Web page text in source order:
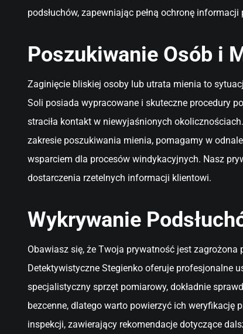
podsłuchów, zapewniając pełną ochronę
Poszukiwanie Osób i
Zaginięcie bliskiej osoby lub utrata mienia to
Soli posiada wypracowane i skuteczne procedury
straciła kontakt w niewyjaśnionych
zakresie poszukiwania mienia, pomagamy w
wsparciem dla procesów windykacyjnych. Nasz
dostarczenia rzetelnych informacji klientowi.
Wykrywanie
Obawiasz się, że Twoja prywatność jest
Detektywistyczne Stegienko oferuje profesjonalne
specjalistyczny sprzęt pomiarowy, dokładnie
bezcenne, dlatego warto powierzyć ich weryfikację
inspekcji, zawierający rekomendacje dotyczące